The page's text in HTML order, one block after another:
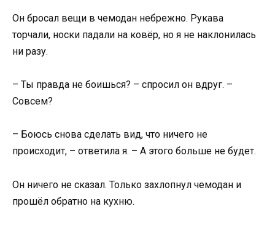
Он бросал вещи в чемодан небрежно. Рукава
торчали, носки падали на ковёр, но я не наклонилась
ни разу.
– Ты правда не боишься? – спросил он вдруг. –
Совсем?
– Боюсь снова сделать вид, что ничего не
происходит, – ответила я. – А этого больше не будет.
Он ничего не сказал. Только захлопнул чемодан и
прошёл обратно на кухню.